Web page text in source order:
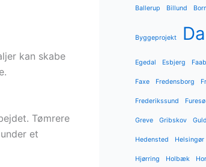
kan skabe
Tømrere
et
Ballerup Billund
Byggeprojekt
Egedal Esbjerg
Faxe Fredensborg
Frederikssund Furesø
Greve Gribskov
Hedensted Helsingør
Hjørring Holbæk